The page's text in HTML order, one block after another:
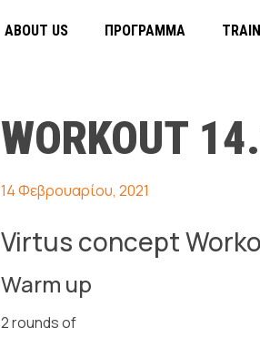
ABOUT US ΠΡΌΓΡΑΜΜΑ
WORKOUT
14 Φεβρουαρίου, 2021
Virtus concept
Warm up
2 rounds of